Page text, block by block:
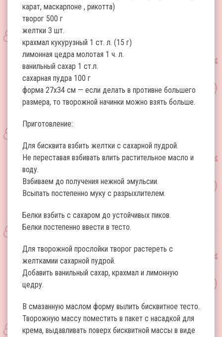
карат, маскарпоне , рикотта)
творог 500 г
желтки 3 шт.
крахмал кукурузный 1 ст. л. (15 г)
лимонная цедра молотая 1 ч. л.
ванильный сахар 1 ст.л.
сахарная пудра 100 г
форма 27х34 см — если делать в противне большего
размера, то творожной начинки можно взять больше.
Приготовление:
Для бисквита взбить желтки с сахарной пудрой.
Не переставая взбивать влить растительное масло и
воду.
Взбиваем до получения нежной эмульсии.
Всыпать постепенно муку с разрыхлителем.
Белки взбить с сахаром до устойчивых пиков.
Белки постепенно ввести в тесто.
Для творожной прослойки творог растереть с
желткамии сахарной пудрой.
Добавить ванильный сахар, крахмал и лимонную
цедру.
В смазанную маслом форму вылить бисквитное тесто.
Творожную массу поместить в пакет с насадкой для
крема, выдавливать поверх бисквитной массы в виде